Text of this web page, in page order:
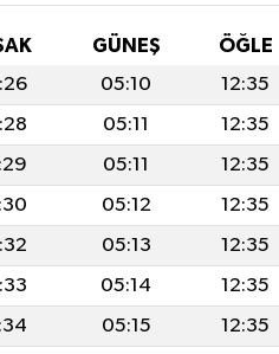
GÜNEŞ ÖĞLE
05:10 12:35
05:11 12:35
05:11 12:35
05:12 12:35
05:13 12:35
05:14 12:35
05:15 12:35